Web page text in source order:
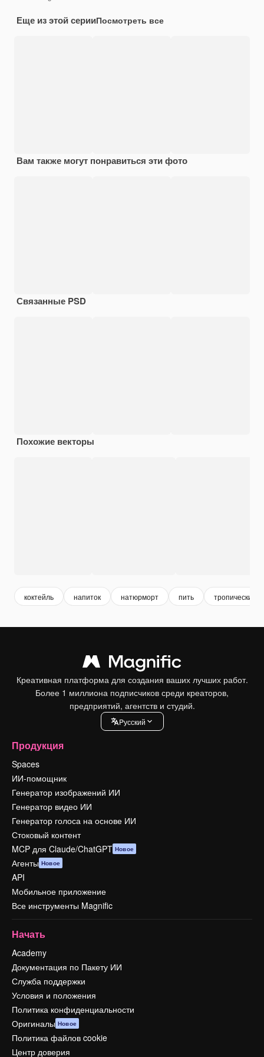
Еще из этой серииПосмотреть все
Вам также могут понравиться эти фото
Связанные PSD
Похожие векторы
коктейль напиток натюрморт пить тропический
Креативная платформа для создания ваших лучших работ.
Более 1 миллиона подписчиков среди креаторов,
предприятий, агентств и студий.
Pусский
Продукция
Spaces
ИИ-помощник
Генератор изображений ИИ
Генератор видео ИИ
Генератор голоса на основе ИИ
Стоковый контент
MCP для Claude/ChatGPT Новое
Агенты Новое
API
Мобильное приложение
Все инструменты Magnific
Начать
Academy
Документация по Пакету ИИ
Служба поддержки
Условия и положения
Политика конфиденциальности
Оригиналы Новое
Политика файлов cookie
Центр доверия